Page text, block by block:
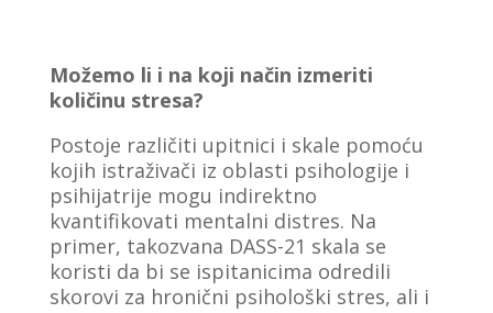
Možemo li i na koji način izmeriti
količinu stresa?
Postoje različiti upitnici i skale pomoću
kojih istraživači iz oblasti psihologije i
psihijatrije mogu indirektno
kvantifikovati mentalni distres. Na
primer, takozvana DASS-21 skala se
koristi da bi se ispitanicima odredili
skorovi za hronični psihološki stres, ali i